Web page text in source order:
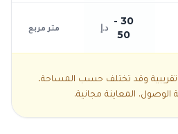
30 -
50
د.إ متر مربع
تقريبية وقد تختلف حسب المساحة،
الوصول. المعاينة مجانية.